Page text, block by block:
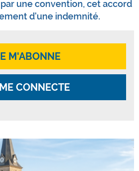
une convention, cet accord
d'une indemnité.
M'ABONNE
CONNECTE